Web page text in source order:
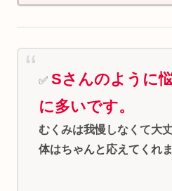
✅ Sさんのように
に多いです。
むくみは我慢しなくて大丈
体はちゃんと応えてくれま